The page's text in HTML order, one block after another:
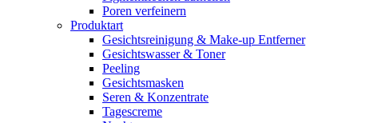
Poren verfeinern
Produktart
Gesichtsreinigung & Make-up Entferner
Gesichtswasser & Toner
Peeling
Gesichtsmasken
Seren & Konzentrate
Tagescreme